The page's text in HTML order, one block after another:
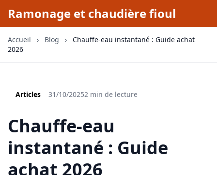
Ramonage et chaudière fioul
Accueil › Blog ›
Chauffe-eau instantané : Guide achat
2026
Articles 31/10/20252 min de lecture
Chauffe-eau
instantané : Guide
achat 2026